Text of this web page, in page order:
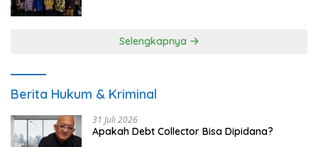
Selengkapnya
Berita Hukum & Kriminal
31 Juli 2026
Apakah Debt Collector Bisa Dipidana?